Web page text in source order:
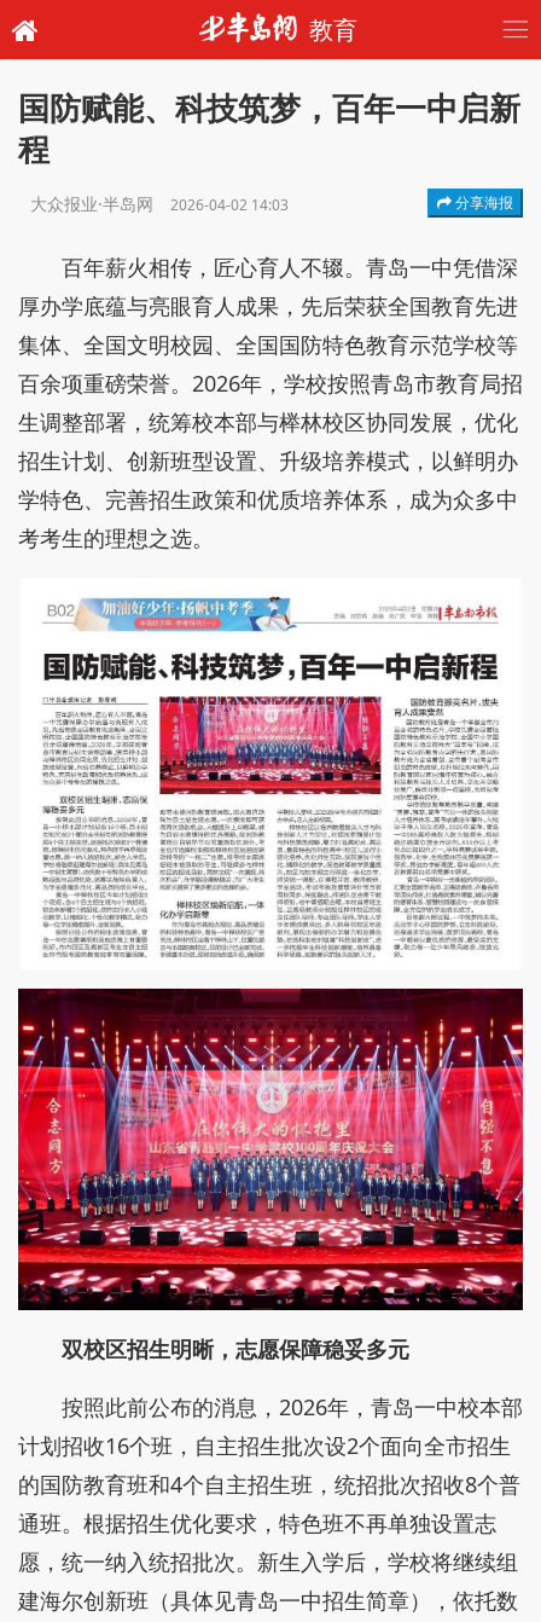
教育
国防赋能、科技筑梦，百年一中启新
程
大众报业·半岛网 2026-04-02 14:03 分享海报
百年薪火相传，匠心育人不辍。青岛一中凭借深
厚办学底蕴与亮眼育人成果，先后荣获全国教育先进
集体、全国文明校园、全国国防特色教育示范学校等
百余项重磅荣誉。2026年，学校按照青岛市教育局招
生调整部署，统筹校本部与榉林校区协同发展，优化
招生计划、创新班型设置、升级培养模式，以鲜明办
学特色、完善招生政策和优质培养体系，成为众多中
考考生的理想之选。
双校区招生明晰，志愿保障稳妥多元
按照此前公布的消息，2026年，青岛一中校本部
计划招收16个班，自主招生批次设2个面向全市招生
的国防教育班和4个自主招生班，统招批次招收8个普
通班。根据招生优化要求，特色班不再单独设置志
愿，统一纳入统招批次。新生入学后，学校将继续组
建海尔创新班（具体见青岛一中招生简章），依托数